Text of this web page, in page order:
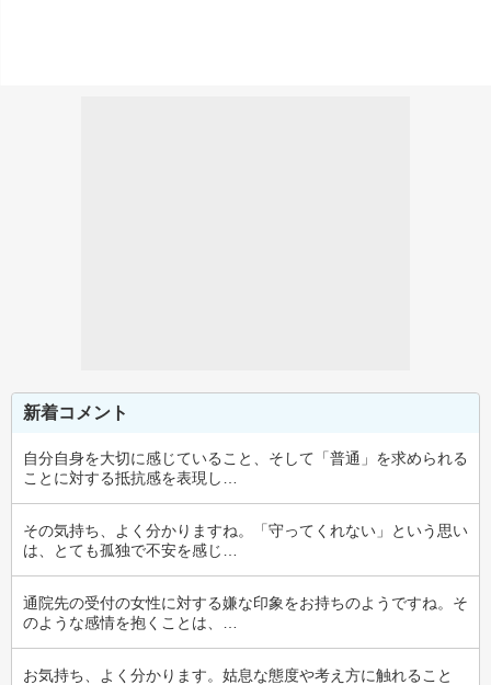
新着コメント
自分自身を大切に感じていること、そして「普通」を求められる
ことに対する抵抗感を表現し…
その気持ち、よく分かりますね。「守ってくれない」という思い
は、とても孤独で不安を感じ…
通院先の受付の女性に対する嫌な印象をお持ちのようですね。そ
のような感情を抱くことは、…
お気持ち、よく分かります。姑息な態度や考え方に触れること